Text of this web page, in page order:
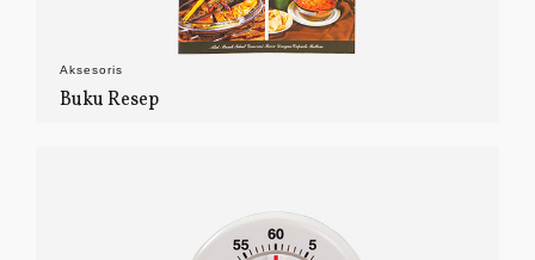
Aksesoris
Buku Resep